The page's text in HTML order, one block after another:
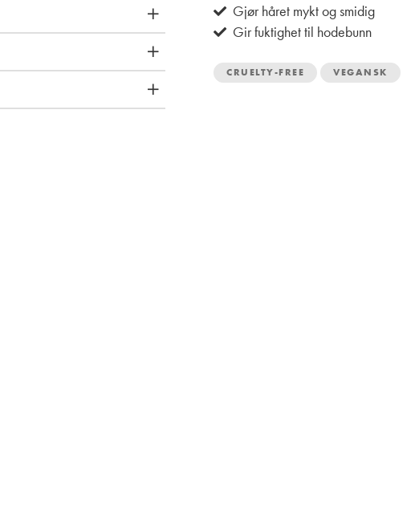
Gjør håret mykt og smidig
Gir fuktighet til hodebunn
CRUELTY-FREE VEGANSK